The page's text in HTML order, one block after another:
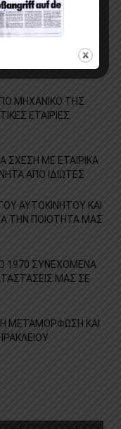
ΚΑΥΣΑΕΡΙΩΝ ΓΙΑ
ΚΕΡΩΜΑ ΚΑΙ
ΜΗΧΑΝΙΚΟ ΤΗΣ
ΕΤΑΙΡΙΕΣ
ΣΧΕΣΗ ΜΕ ΕΤΑΙΡΙΚΑ
ΑΠΟ ΙΔΙΩΤΕΣ
ΑΥΤΟΚΙΝΗΤΟΥ ΚΑΙ
ΤΗΝ ΠΟΙΟΤΗΤΑ ΜΑΣ
1970 ΣΥΝΕΧΟΜΕΝΑ
ΜΑΣ ΣΕ
ΜΕΤΑΜΟΡΦΩΣΗ ΚΑΙ